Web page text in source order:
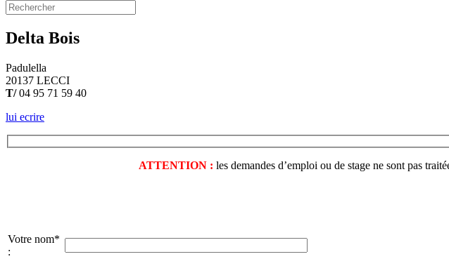
Delta Bois
Padulella
20137 LECCI
T/04 95 71 59 40
lui ecrire
ATTENTION : les demandes d’emploi ou de stage ne sont pas
Votre nom*
: